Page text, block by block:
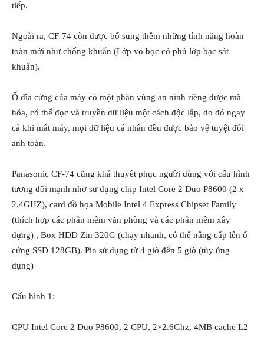
tiếp.
Ngoài ra, CF-74 còn được bổ sung thêm những tính năng hoàn
toàn mới như chống khuẩn (Lớp vỏ bọc có phủ lớp bạc sát
khuẩn).
Ổ đĩa cứng của máy có một phân vùng an ninh riêng được mã
hóa, có thể đọc và truyền dữ liệu một cách độc lập, do đó ngay
cả khi mất máy, mọi dữ liệu cá nhân đều được bảo vệ tuyệt đối
anh toàn.
Panasonic CF-74 cũng khá thuyết phục người dùng với cấu hình
tương đối mạnh nhờ sử dụng chip Intel Core 2 Duo P8600 (2 x
2.4GHZ), card đồ họa Mobile Intel 4 Express Chipset Family
(thích hợp các phần mềm văn phòng và các phần mềm xây
dựng) , Box HDD Zin 320G (chạy nhanh, có thể nâng cấp lên ổ
cứng SSD 128GB). Pin sử dụng từ 4 giờ đến 5 giờ (tùy ứng
dụng)
Cấu hình 1:
CPU Intel Core 2 Duo P8600, 2 CPU, 2×2.6Ghz, 4MB cache L2